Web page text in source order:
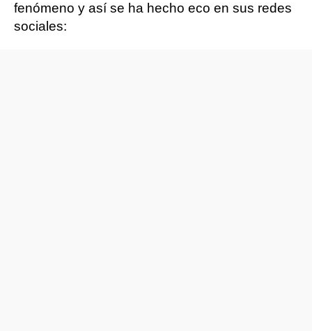
fenómeno y así se ha hecho eco en sus redes
sociales: